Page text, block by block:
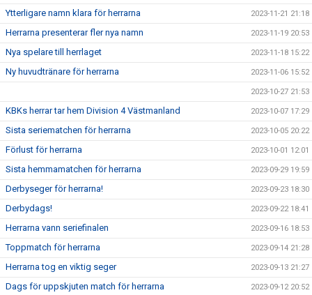
Ytterligare namn klara för herrarna 2023-11-21 21:18
Herrarna presenterar fler nya namn 2023-11-19 20:53
Nya spelare till herrlaget 2023-11-18 15:22
Ny huvudtränare för herrarna 2023-11-06 15:52
2023-10-27 21:53
KBKs herrar tar hem Division 4 Västmanland 2023-10-07 17:29
Sista seriematchen för herrarna 2023-10-05 20:22
Förlust för herrarna 2023-10-01 12:01
Sista hemmamatchen för herrarna 2023-09-29 19:59
Derbyseger för herrarna! 2023-09-23 18:30
Derbydags! 2023-09-22 18:41
Herrarna vann seriefinalen 2023-09-16 18:53
Toppmatch för herrarna 2023-09-14 21:28
Herrarna tog en viktig seger 2023-09-13 21:27
Dags för uppskjuten match för herrarna 2023-09-12 20:52